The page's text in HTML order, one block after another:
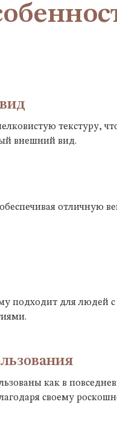
текстуру,
внешний вид.
отличную
подходит для людей с
как в
своему